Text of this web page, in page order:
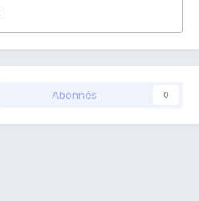
Abonnés 0